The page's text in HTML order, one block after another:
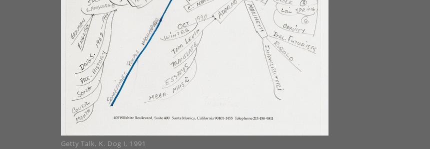
Getty Talk, K. Dog I, 1991